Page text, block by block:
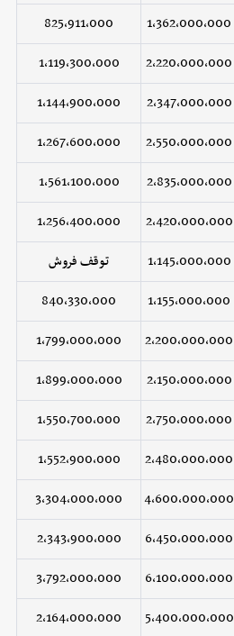
1,362,000,000
825,911,000
2,220,000,000
1,119,300,000
2,347,000,000
1,144,900,000
2,550,000,000
1,267,600,000
2,835,000,000
1,561,100,000
2,420,000,000
1,256,400,000
1,145,000,000
توقف فروش
1,155,000,000
840,330,000
2,200,000,000
1,799,000,000
2,150,000,000
1,899,000,000
2,750,000,000
1,550,700,000
2,480,000,000
1,552,900,000
4,600,000,000
3,304,000,000
6,450,000,000
2,343,900,000
6,100,000,000
3,792,000,000
5,400,000,000
2,164,000,000